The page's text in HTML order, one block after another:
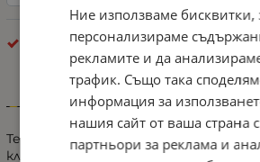
Kрушки
Тези H7 адаптери ви позволяват
класическата крушка на фара до
Ние използваме бисквитки,
персонализираме
рекламите и да
трафик. Също така
информация за
нашия сайт от ваша страна
партньори за реклама и